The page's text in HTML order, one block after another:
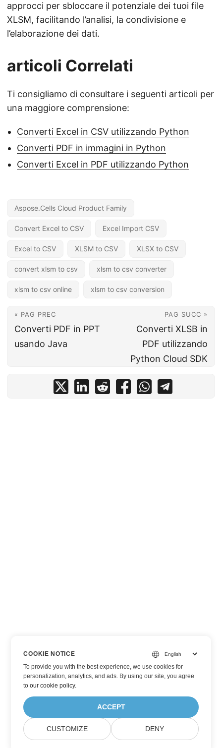
approcci per sbloccare il potenziale dei tuoi file
XLSM, facilitando l’analisi, la condivisione e
l’elaborazione dei dati.
articoli Correlati
Ti consigliamo di consultare i seguenti articoli per
una maggiore comprensione:
Converti Excel in CSV utilizzando Python
Converti PDF in immagini in Python
Converti Excel in PDF utilizzando Python
Aspose.Cells Cloud Product Family
Convert Excel to CSV Excel Import CSV
Excel to CSV XLSM to CSV XLSX to CSV
convert xlsm to csv xlsm to csv converter
xlsm to csv online xlsm to csv conversion
« PAG PREC
Converti PDF in PPT
usando Java
PAG SUCC »
Converti XLSB in
PDF utilizzando
Python Cloud SDK
COOKIE NOTICE
To provide you with the best experience, we use cookies for
personalization, analytics, and ads. By using our site, you agree
toour cookie policy.
ACCEPT
CUSTOMIZE DENY